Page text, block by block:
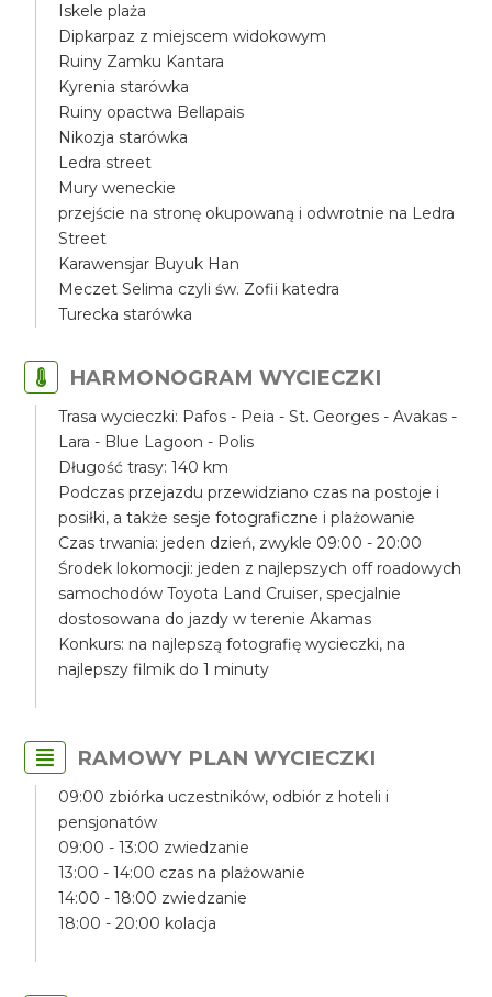
Iskele plaża
Dipkarpaz z miejscem widokowym
Ruiny Zamku Kantara
Kyrenia starówka
Ruiny opactwa Bellapais
Nikozja starówka
Ledra street
Mury weneckie
przejście na stronę okupowaną i odwrotnie na Ledra
Street
Karawensjar Buyuk Han
Meczet Selima czyli św. Zofii katedra
Turecka starówka
HARMONOGRAM WYCIECZKI
Trasa wycieczki: Pafos - Peia - St. Georges - Avakas -
Lara - Blue Lagoon - Polis
Długość trasy: 140 km
Podczas przejazdu przewidziano czas na postoje i
posiłki, a także sesje fotograficzne i plażowanie
Czas trwania: jeden dzień, zwykle 09:00 - 20:00
Środek lokomocji: jeden z najlepszych off roadowych
samochodów Toyota Land Cruiser, specjalnie
dostosowana do jazdy w terenie Akamas
Konkurs: na najlepszą fotografię wycieczki, na
najlepszy filmik do 1 minuty
RAMOWY PLAN WYCIECZKI
09:00 zbiórka uczestników, odbiór z hoteli i
pensjonatów
09:00 - 13:00 zwiedzanie
13:00 - 14:00 czas na plażowanie
14:00 - 18:00 zwiedzanie
18:00 - 20:00 kolacja